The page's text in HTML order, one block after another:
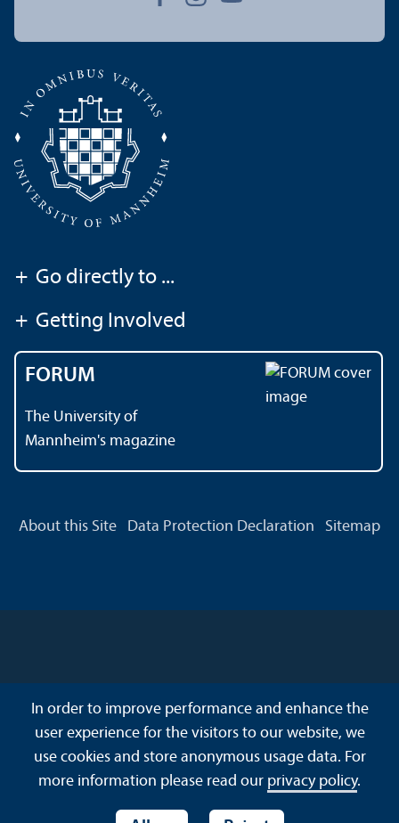
+ Go directly to ...
+ Getting Involved
FORUM
The University of
Mannheim's magazine
About this Site Data Protection Declaration Sitemap
In order to improve performance and enhance the
user experience for the visitors to our website, we
use cookies and store anonymous usage data. For
more information please read our privacy policy.